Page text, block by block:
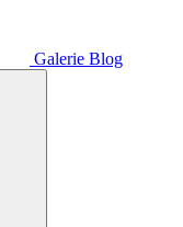
Galerie Blog